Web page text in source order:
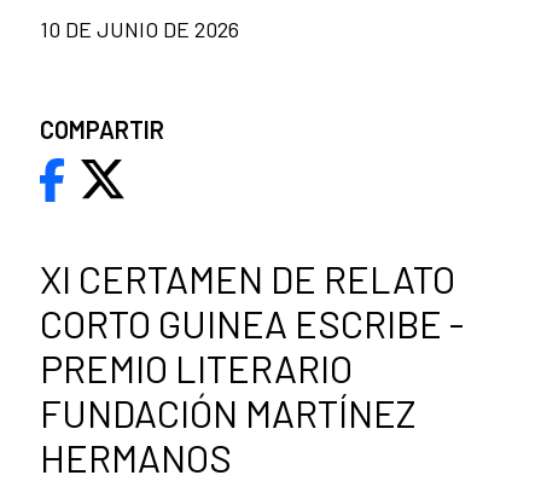
XI CERTAMEN DE RELATO
CORTO GUINEA ESCRIBE -
PREMIO LITERARIO
FUNDACIÓN MARTÍNEZ
HERMANOS
10 DE JUNIO DE 2026
COMPARTIR